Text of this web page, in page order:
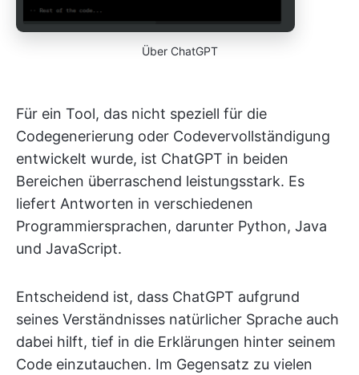
Über ChatGPT
Für ein Tool, das nicht speziell für die
Codegenerierung oder Codevervollständigung
entwickelt wurde, ist ChatGPT in beiden
Bereichen überraschend leistungsstark. Es
liefert Antworten in verschiedenen
Programmiersprachen, darunter Python, Java
und JavaScript.
Entscheidend ist, dass ChatGPT aufgrund
seines Verständnisses natürlicher Sprache auch
dabei hilft, tief in die Erklärungen hinter seinem
Code einzutauchen. Im Gegensatz zu vielen